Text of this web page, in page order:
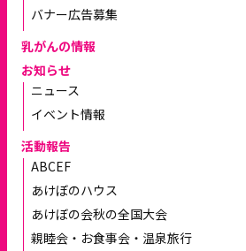
バナー広告募集
乳がんの情報
お知らせ
ニュース
イベント情報
活動報告
ABCEF
あけぼのハウス
あけぼの会秋の全国大会
親睦会・お食事会・温泉旅行